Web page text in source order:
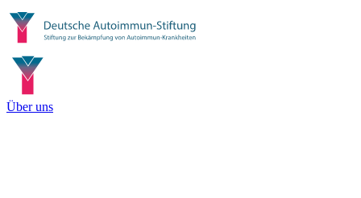
Über uns